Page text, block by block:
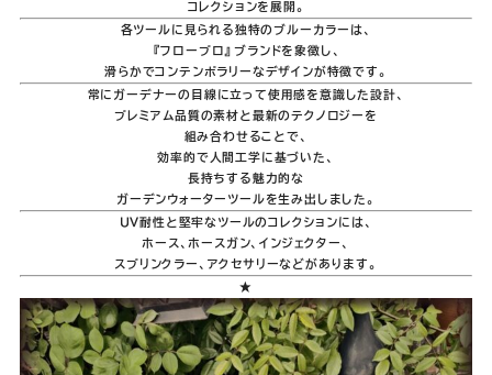
コレクションを展開。
各ツールに見られる独特のブルーカラーは、
『フロープロ』ブランドを象徴し、
滑らかでコンテンポラリーなデザインが特徴です。
常にガーデナーの目線に立って使用感を意識した設計、
プレミアム品質の素材と最新のテクノロジーを
組み合わせることで、
効率的で人間工学に基づいた、
長持ちする魅力的な
ガーデンウォーターツールを生み出しました。
UV耐性と堅牢なツールのコレクションには、
ホース、ホースガン、インジェクター、
スプリンクラー、アクセサリーなどがあります。
★